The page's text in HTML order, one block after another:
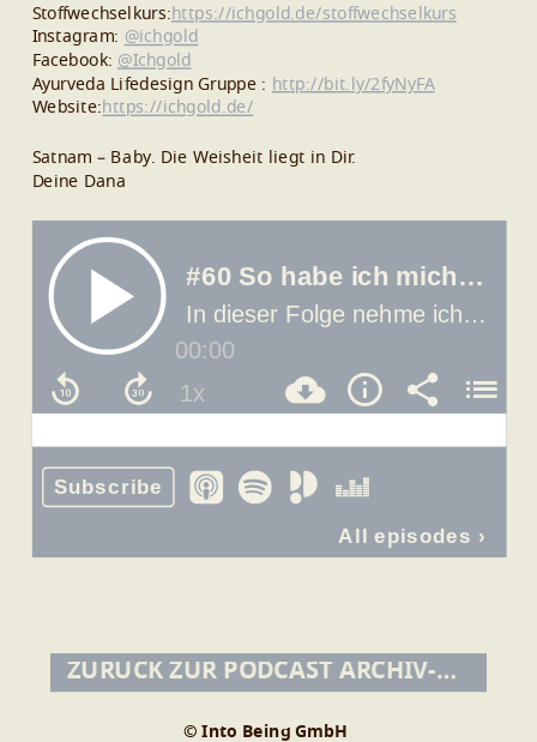
Stoffwechselkurs: https://ichgold.de/stoffwechselkurs
Instagram: @ichgold
Facebook: @Ichgold
Ayurveda Lifedesign Gruppe : http://bit.ly/2fyNyFA
Website: https://ichgold.de/
Satnam – Baby. Die Weisheit liegt in Dir.
Deine Dana
ZURÜCK ZUR PODCAST ARCHIV-ÜBERSICHT
© Into Being GmbH